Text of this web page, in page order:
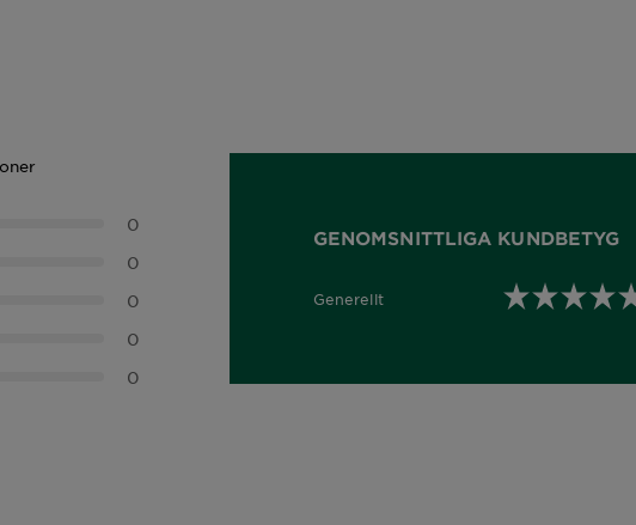
0
0
0
0
0
GENOMSNITTLIGA KUNDBETYG
Generellt
0,0 out of 5 stars